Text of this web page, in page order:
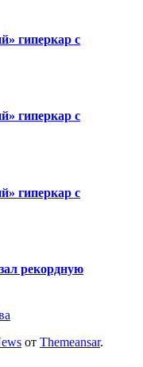
гиперкар с
гиперкар с
гиперкар с
рекордную
от Themeansar.